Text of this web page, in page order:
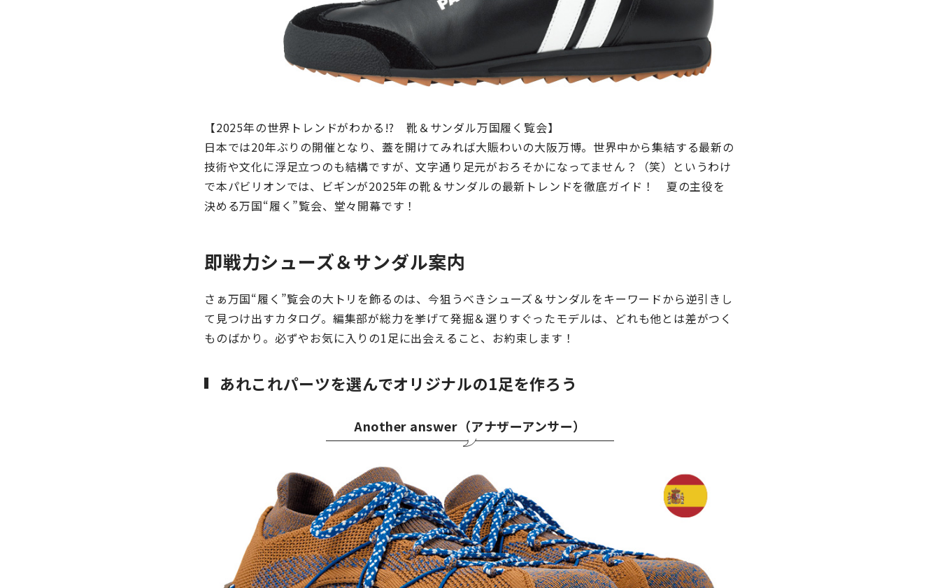
【2025年の世界トレンドがわかる!? 靴＆サンダル万国履く覧会】
日本では20年ぶりの開催となり、蓋を開けてみれば大賑わいの大阪万博。世界中から集結する最新の
技術や文化に浮足立つのも結構ですが、文字通り足元がおろそかになってません？（笑）というわけ
で本パビリオンでは、ビギンが2025年の靴＆サンダルの最新トレンドを徹底ガイド！ 夏の主役を
決める万国“履く”覧会、堂々開幕です！
即戦力シューズ＆サンダル案内
さぁ万国“履く”覧会の大トリを飾るのは、今狙うべきシューズ＆サンダルをキーワードから逆引きし
て見つけ出すカタログ。編集部が総力を挙げて発掘＆選りすぐったモデルは、どれも他とは差がつく
ものばかり。必ずやお気に入りの1足に出会えること、お約束します！
あれこれパーツを選んでオリジナルの1足を作ろう
Another answer（アナザーアンサー）